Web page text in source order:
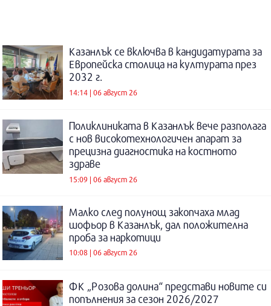
Казанлък се включва в кандидатурата за
Европейска столица на културата през
2032 г.
14:14 | 06 август 26
Поликлиниката в Казанлък вече разполага
с нов високотехнологичен апарат за
прецизна диагностика на костното
здраве
15:09 | 06 август 26
Малко след полунощ закопчаха млад
шофьор в Казанлък, дал положителна
проба за наркотици
10:08 | 06 август 26
ФК „Розова долина“ представи новите си
попълнения за сезон 2026/2027